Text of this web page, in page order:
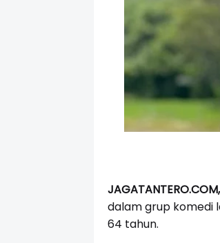
JAGATANTERO.COM,
dalam grup komedi
64 tahun.